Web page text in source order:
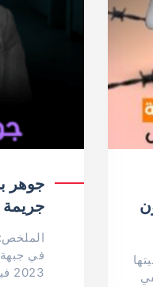
جوهر
2023 فيما عُرف إعلاميًا